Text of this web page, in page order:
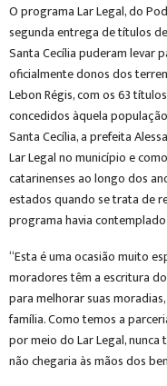
O programa Lar Legal, do
segunda entrega de títulos
Santa Cecília puderam levar
oficialmente donos dos
Lebon Régis, com os 63
concedidos àquela
Santa Cecília, a prefeita
Lar Legal no município e
catarinenses ao longo dos
estados quando se trata de
programa havia
“Esta é uma ocasião muito
moradores têm a escritura
para melhorar suas
família. Como temos a
por meio do Lar Legal,
não chegaria às mãos dos